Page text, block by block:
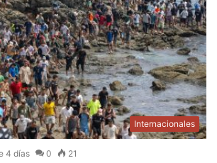
Internacionales
4 días 0 21